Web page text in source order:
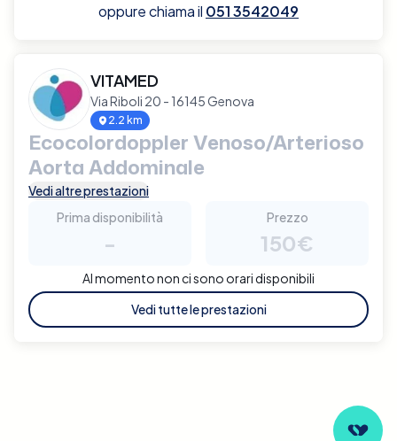
oppure chiama il 051 3542049
VITAMED
Via Riboli 20 - 16145 Genova
2.2 km
Ecocolordoppler Venoso/Arterioso
Aorta Addominale
Vedi altre prestazioni
Prima disponibilità
-
Prezzo
150€
Al momento non ci sono orari disponibili
Vedi tutte le prestazioni